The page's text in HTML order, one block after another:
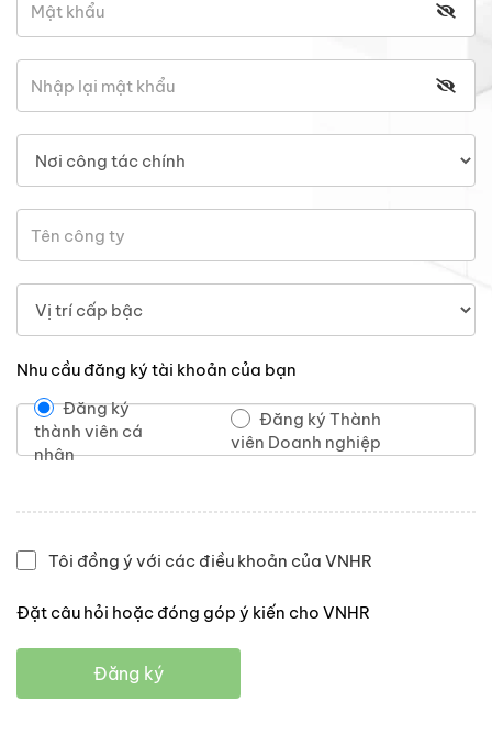
Nhu cầu đăng ký tài khoản của bạn
Đăng ký
thành viên cá
nhân
Đăng ký Thành
viên Doanh nghiệp
Tôi đồng ý với các điều khoản của VNHR
Đặt câu hỏi hoặc đóng góp ý kiến cho VNHR
Đăng ký